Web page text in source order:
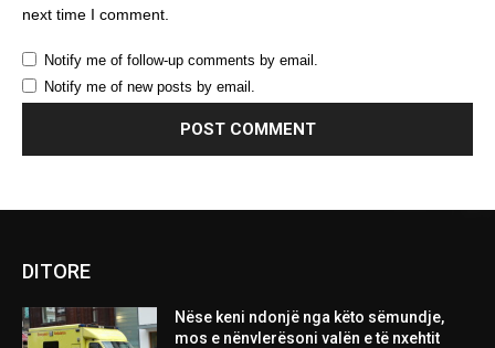
next time I comment.
Notify me of follow-up comments by email.
Notify me of new posts by email.
DITORE
Nëse keni ndonjë nga këto sëmundje,
mos e nënvlerësoni valën e të nxehtit